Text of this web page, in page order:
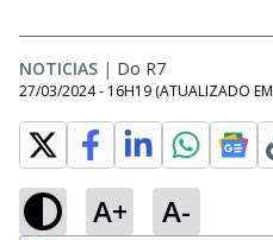
NOTICIAS | Do R7
27/03/2024 - 16H19 (ATUALIZADO EM
A+ A-